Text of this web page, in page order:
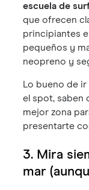
escuela de
que ofrecen
principiantes
pequeños y
neopreno y
Lo bueno de
el spot, saben
mejor zona
presentarte
3. Mira
mar